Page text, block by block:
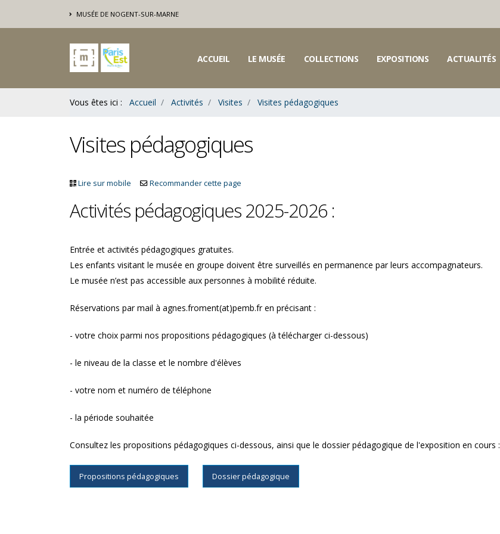
MUSÉE DE NOGENT-SUR-MARNE
ACCUEIL LE MUSÉE COLLECTIONS EXPOSITIONS ACTUALITÉS
Vous êtes ici : Accueil Activités Visites Visites pédagogiques
Visites pédagogiques
Lire sur mobile Recommander cette page
Activités pédagogiques 2025-2026 :
Entrée et activités pédagogiques gratuites.
Les enfants visitant le musée en groupe doivent être surveillés en permanence par leurs accompagnateurs.
Le musée n’est pas accessible aux personnes à mobilité réduite.
Réservations par mail à agnes.froment(at)pemb.fr en précisant :
- votre choix parmi nos propositions pédagogiques (à télécharger ci-dessous)
- le niveau de la classe et le nombre d'élèves
- votre nom et numéro de téléphone
- la période souhaitée
Consultez les propositions pédagogiques ci-dessous, ainsi que le dossier pédagogique de l'exposition en cours :
Propositions pédagogiques Dossier pédagogique